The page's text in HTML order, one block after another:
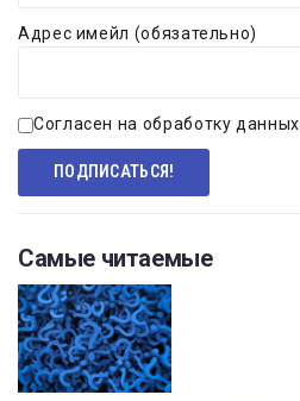
Адрес имейл (обязательно)
Согласен на обработку данных
Самые читаемые